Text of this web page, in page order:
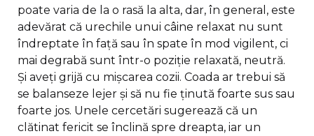
poate varia de la o rasă la alta, dar, în general, este
adevărat că urechile unui câine relaxat nu sunt
îndreptate în față sau în spate în mod vigilent, ci
mai degrabă sunt într-o poziție relaxată, neutră.
Și aveți grijă cu mișcarea cozii. Coada ar trebui să
se balanseze lejer și să nu fie ținută foarte sus sau
foarte jos. Unele cercetări sugerează că un
clătinat fericit se înclină spre dreapta, iar un